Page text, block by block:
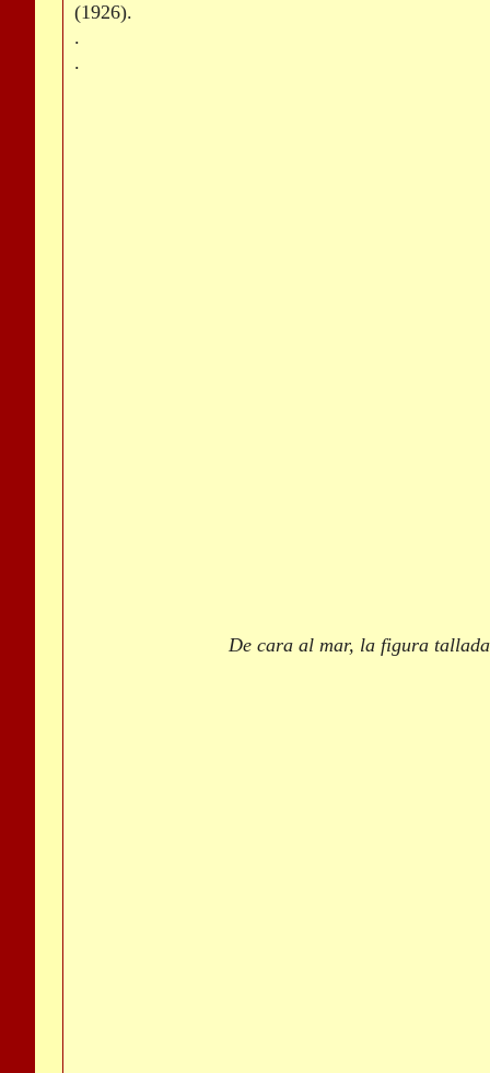
(1926).
.
.
De cara al mar, la figura